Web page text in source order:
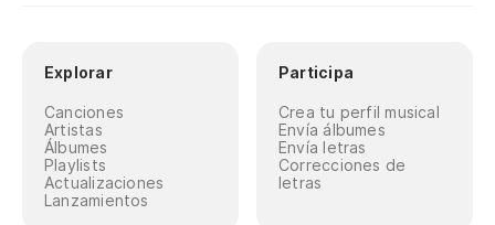
Explorar
Canciones
Artistas
Álbumes
Playlists
Actualizaciones
Lanzamientos
Participa
Crea tu perfil musical
Envía álbumes
Envía letras
Correcciones de
letras